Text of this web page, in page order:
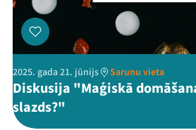
2025. gada 21. jūnijs Sarunu vieta
Diskusija "Maģiskā
slazds?"